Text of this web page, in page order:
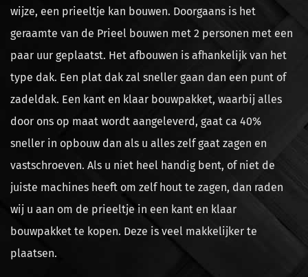
wijze, een prieeltje kan bouwen. Doorgaans is het
geraamte van de Prieel bouwen met 2 personen met een
paar uur geplaatst. Het afbouwen is afhankelijk van het
type dak. Een plat dak zal sneller gaan dan een punt of
zadeldak. Een kant en klaar bouwpakket, waarbij alles
door ons op maat wordt aangeleverd, gaat ca 40%
sneller in opbouw dan als u alles zelf gaat zagen en
vastschroeven. Als u niet heel handig bent, of niet de
juiste machines heeft om zelf hout te zagen, dan raden
wij u aan om de prieeltje in een kant en klaar
bouwpakket te kopen. Deze is veel makkelijker te
plaatsen.